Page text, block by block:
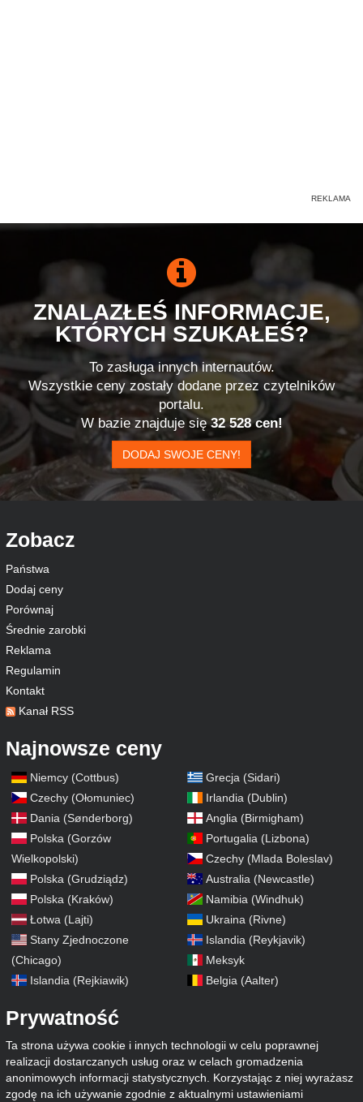
ZNALAZŁEŚ INFORMACJE,
KTÓRYCH SZUKAŁEŚ?
To zasługa innych internautów.
Wszystkie ceny zostały dodane przez czytelników
portalu.
W bazie znajduje się32 528 cen!
DODAJ SWOJE CENY!
Zobacz
Państwa
Dodaj ceny
Porównaj
Średnie zarobki
Reklama
Regulamin
Kontakt
Kanał RSS
Najnowsze ceny
Niemcy (Cottbus)
Czechy (Ołomuniec)
Dania (Sønderborg)
Polska (Gorzów
Wielkopolski)
Polska (Grudziądz)
Polska (Kraków)
Łotwa (Lajti)
Stany Zjednoczone
(Chicago)
Islandia (Rejkiawik)
Grecja (Sidari)
Irlandia (Dublin)
Anglia (Birmigham)
Portugalia (Lizbona)
Czechy (Mlada Boleslav)
Australia (Newcastle)
Namibia (Windhuk)
Ukraina (Rivne)
Islandia (Reykjavik)
Meksyk
Belgia (Aalter)
Prywatność
Ta strona używa cookie i innych technologii w celu poprawnej
realizacji dostarczanych usług oraz w celach gromadzenia
anonimowych informacji statystycznych. Korzystając z niej wyrażasz
zgodę na ich używanie zgodnie z aktualnymi ustawieniami